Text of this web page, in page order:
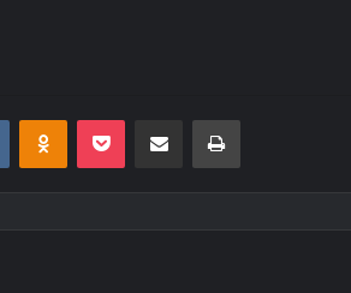
VKontakteOdnoklassniki
Pocket E-Posta ile paylaş Yazdır